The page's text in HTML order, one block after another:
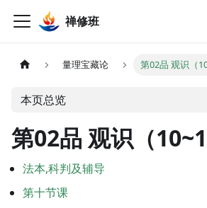
禅修班
量理宝藏论 第02品 观识（
本页总览
第02品 观识（
法本,科判及辅导
第十节课